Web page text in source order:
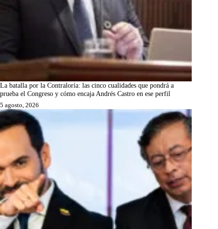
La batalla por la Contraloría: las cinco cualidades que pondrá a
prueba el Congreso y cómo encaja Andrés Castro en ese perfil
5 agosto, 2026